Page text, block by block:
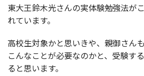
東大王鈴木光さんの実体験勉強法が
れています。
高校生対象かと思いきや、親御さん
こんなことが必要なのかと、受験す
ると思います。